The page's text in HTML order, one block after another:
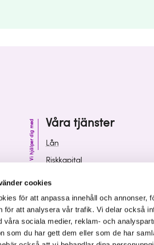
cookies
för att anpassa innehåll och annonser,
för att analysera vår trafik. Vi delar också
våra sociala medier, reklam- och
som du har gett dem eller som de har
Våra tjänster
Vi hjälper dig med
Lån
Riskkapital
Kunskap och inspiration